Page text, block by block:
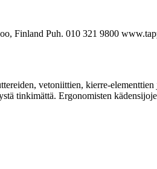
Finland Puh. 010 321 9800
vetoniittien, kierre-
tinkimättä. Ergonomisten